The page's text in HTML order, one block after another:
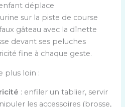
déplace
sur la piste de course
gâteau avec la dînette
devant ses peluches
fine à chaque geste.
plus loin :
: enfiler un tablier, servir
les accessoires (brosse,